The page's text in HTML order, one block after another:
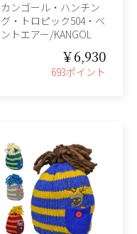
カンゴール・ハンチン
グ・トロピック504・ベ
ントエアー/KANGOL
￥6,930
693ポイント